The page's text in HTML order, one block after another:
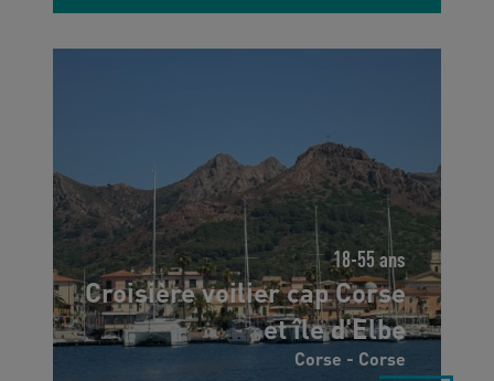
18-55 ans
Croisière voilier cap Corse
et île d'Elbe
Corse - Corse